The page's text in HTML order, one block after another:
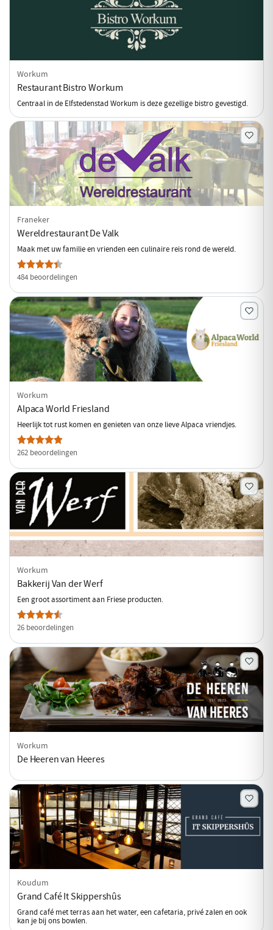
Workum
Restaurant Bistro Workum
Centraal in de Elfstedenstad Workum is deze gezellige bistro gevestigd.
Franeker
Wereldrestaurant De Valk
Maak met uw familie en vrienden een culinaire reis rond de wereld.
484 beoordelingen
Workum
Alpaca World Friesland
Heerlijk tot rust komen en genieten van onze lieve Alpaca vriendjes.
262 beoordelingen
Workum
Bakkerij Van der Werf
Een groot assortiment aan Friese producten.
26 beoordelingen
Workum
De Heeren van Heeres
Koudum
Grand Café It Skippershûs
Grand café met terras aan het water, een cafetaria, privé zalen en ook
kan je bij ons bowlen.